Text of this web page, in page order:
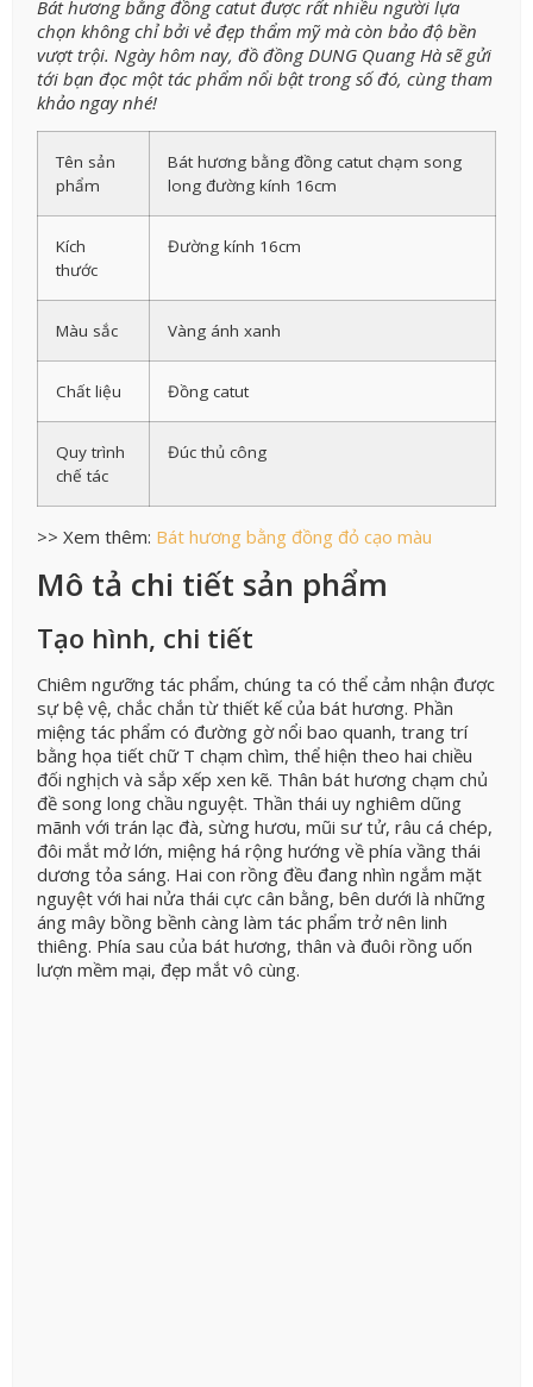
Bát hương bằng đồng catut được rất nhiều người lựa
chọn không chỉ bởi vẻ đẹp thẩm mỹ mà còn bảo độ bền
vượt trội. Ngày hôm nay, đồ đồng DUNG Quang Hà sẽ gửi
tới bạn đọc một tác phẩm nổi bật trong số đó, cùng tham
khảo ngay nhé!
Tên sản
phẩm
Bát hương bằng đồng catut chạm song
long đường kính 16cm
Kích
thước
Đường kính 16cm
Màu sắc Vàng ánh xanh
Chất liệu Đồng catut
Quy trình
chế tác
Đúc thủ công
>> Xem thêm: Bát hương bằng đồng đỏ cạo màu
Mô tả chi tiết sản phẩm
Tạo hình, chi tiết
Chiêm ngưỡng tác phẩm, chúng ta có thể cảm nhận được
sự bệ vệ, chắc chắn từ thiết kế của bát hương. Phần
miệng tác phẩm có đường gờ nổi bao quanh, trang trí
bằng họa tiết chữ T chạm chìm, thể hiện theo hai chiều
đối nghịch và sắp xếp xen kẽ. Thân bát hương chạm chủ
đề song long chầu nguyệt. Thần thái uy nghiêm dũng
mãnh với trán lạc đà, sừng hươu, mũi sư tử, râu cá chép,
đôi mắt mở lớn, miệng há rộng hướng về phía vầng thái
dương tỏa sáng. Hai con rồng đều đang nhìn ngắm mặt
nguyệt với hai nửa thái cực cân bằng, bên dưới là những
áng mây bồng bềnh càng làm tác phẩm trở nên linh
thiêng. Phía sau của bát hương, thân và đuôi rồng uốn
lượn mềm mại, đẹp mắt vô cùng.